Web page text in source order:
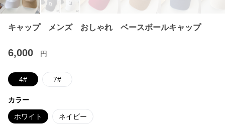
キャップ メンズ おしゃれ ベースボールキャップ
6,000 円
4# 7#
カラー
ホワイト ネイビー